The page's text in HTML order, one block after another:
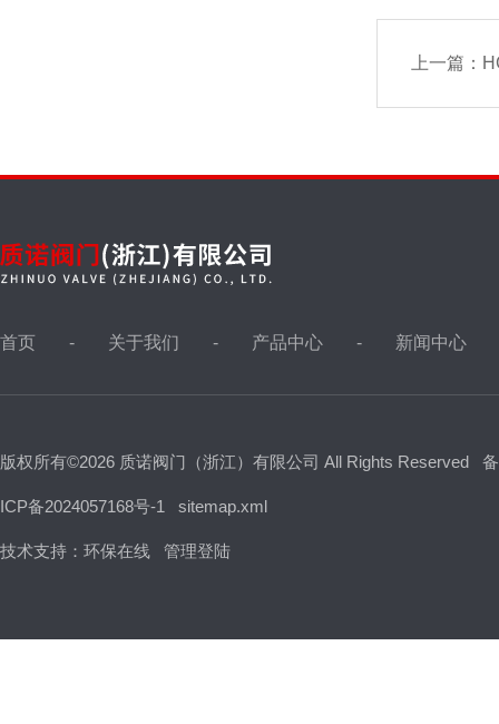
上一篇：
首页 关于我们 产品中心 新闻中心
版权所有©2026 质诺阀门（浙江）有限公司 All Rights Reserved
ICP备2024057168号-1 sitemap.xml
技术支持： 环保在线 管理登陆